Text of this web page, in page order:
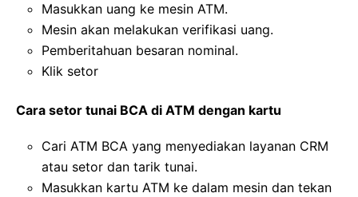
Masukkan uang ke mesin ATM.
Mesin akan melakukan verifikasi uang.
Pemberitahuan besaran nominal.
Klik setor
Cara setor tunai BCA di ATM dengan kartu
Cari ATM BCA yang menyediakan layanan CRM
atau setor dan tarik tunai.
Masukkan kartu ATM ke dalam mesin dan tekan